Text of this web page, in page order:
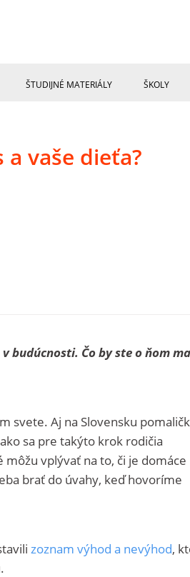
ŠTUDIJNÉ MATERIÁLY ŠKOLY
a vaše dieťa?
budúcnosti. Čo by ste o ňom
svete. Aj na Slovensku
sa pre takýto krok rodičia
vplývať na to, či je domáce
brať do úvahy, keď hovoríme
zoznam výhod a nevýhod,